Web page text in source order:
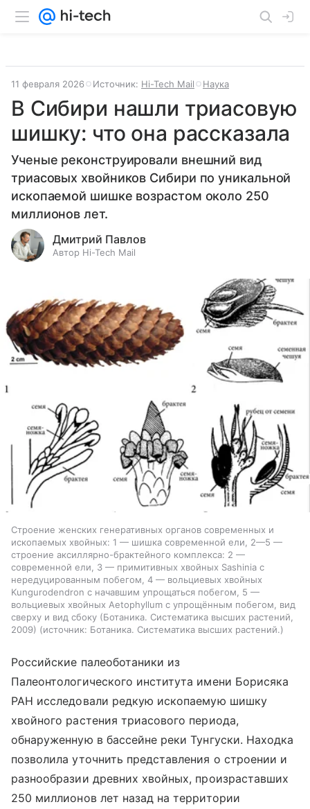
11 февраля 2026 Источник: Hi-Tech Mail Наука
В Сибири нашли триасовую
шишку: что она рассказала
Ученые реконструировали внешний вид
триасовых хвойников Сибири по уникальной
ископаемой шишке возрастом около 250
миллионов лет.
Дмитрий Павлов
Автор Hi-Tech Mail
Строение женских генеративных органов современных и
ископаемых хвойных: 1 — шишка современной ели, 2—5 —
строение аксиллярно-брактейного комплекса: 2 —
современной ели, 3 — примитивных хвойных Sashinia с
нередуцированным побегом, 4 — вольциевых хвойных
Kungurodendron с начавшим упрощаться побегом, 5 —
вольциевых хвойных Aetophyllum с упрощённым побегом, вид
сверху и вид сбоку (Ботаника. Систематика высших растений,
2009)
источник: Ботаника. Систематика высших растений.
Российские палеоботаники из
Палеонтологического института имени Борисяка
РАН исследовали редкую ископаемую шишку
хвойного растения триасового периода,
обнаруженную в бассейне реки Тунгуски. Находка
позволила уточнить представления о строении и
разнообразии древних хвойных, произраставших
250 миллионов лет назад на территории